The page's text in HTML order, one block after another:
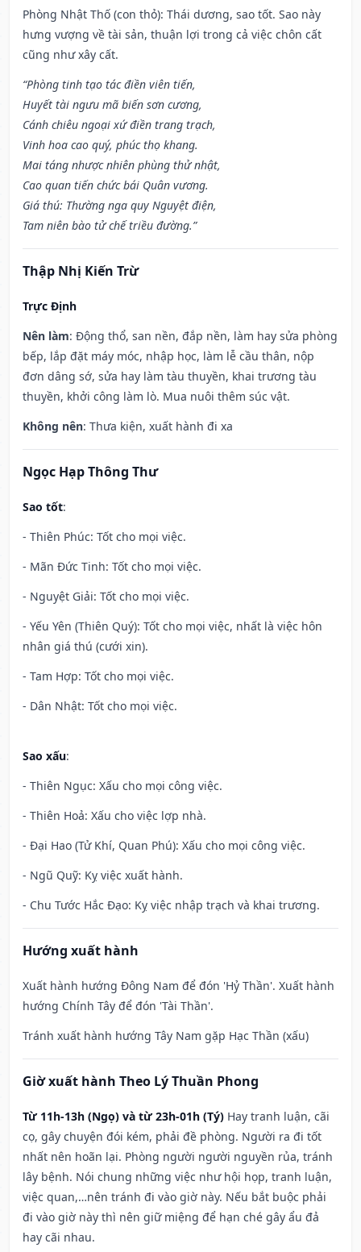
Phòng Nhật Thố (con thỏ): Thái dương, sao tốt. Sao này
hưng vượng về tài sản, thuận lợi trong cả việc chôn cất
cũng như xây cất.
“Phòng tinh tạo tác điền viên tiến,
Huyết tài ngưu mã biến sơn cương,
Cánh chiêu ngoại xứ điền trang trạch,
Vinh hoa cao quý, phúc thọ khang.
Mai táng nhược nhiên phùng thử nhật,
Cao quan tiến chức bái Quân vương.
Giá thú: Thường nga quy Nguyệt điện,
Tam niên bào tử chế triều đường.”
Thập Nhị Kiến Trừ
Trực Định
Nên làm: Động thổ, san nền, đắp nền, làm hay sửa phòng
bếp, lắp đặt máy móc, nhập học, làm lễ cầu thân, nộp
đơn dâng sớ, sửa hay làm tàu thuyền, khai trương tàu
thuyền, khởi công làm lò. Mua nuôi thêm súc vật.
Không nên: Thưa kiện, xuất hành đi xa
Ngọc Hạp Thông Thư
Sao tốt:
- Thiên Phúc: Tốt cho mọi việc.
- Mãn Đức Tinh: Tốt cho mọi việc.
- Nguyệt Giải: Tốt cho mọi việc.
- Yếu Yên (Thiên Quý): Tốt cho mọi việc, nhất là việc hôn
nhân giá thú (cưới xin).
- Tam Hợp: Tốt cho mọi việc.
- Dân Nhật: Tốt cho mọi việc.
Sao xấu:
- Thiên Ngục: Xấu cho mọi công việc.
- Thiên Hoả: Xấu cho việc lợp nhà.
- Đại Hao (Tử Khí, Quan Phú): Xấu cho mọi công việc.
- Ngũ Quỹ: Kỵ việc xuất hành.
- Chu Tước Hắc Đạo: Kỵ việc nhập trạch và khai trương.
Hướng xuất hành
Xuất hành hướng Đông Nam để đón 'Hỷ Thần'. Xuất hành
hướng Chính Tây để đón 'Tài Thần'.
Tránh xuất hành hướng Tây Nam gặp Hạc Thần (xấu)
Giờ xuất hành Theo Lý Thuần Phong
Từ 11h-13h (Ngọ) và từ 23h-01h (Tý) Hay tranh luận, cãi
cọ, gây chuyện đói kém, phải đề phòng. Người ra đi tốt
nhất nên hoãn lại. Phòng người người nguyền rủa, tránh
lây bệnh. Nói chung những việc như hội họp, tranh luận,
việc quan,…nên tránh đi vào giờ này. Nếu bắt buộc phải
đi vào giờ này thì nên giữ miệng để hạn ché gây ẩu đả
hay cãi nhau.